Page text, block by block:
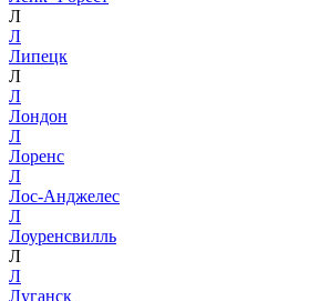
Л
Л
Липецк
Л
Л
Лондон
Л
Лоренс
Л
Лос-Анджелес
Л
Лоуренсвилль
Л
Л
Луганск